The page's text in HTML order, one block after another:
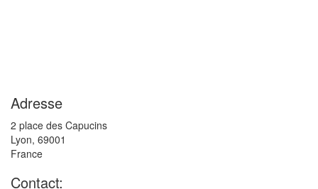
Adresse
2 place des Capucins
Lyon, 69001
France
Contact: